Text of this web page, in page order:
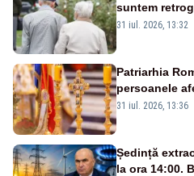
suntem
31 iul. 2026, 13:32
Patriarhia
persoanele
31 iul. 2026, 13:36
Ședință
la ora 14:00.